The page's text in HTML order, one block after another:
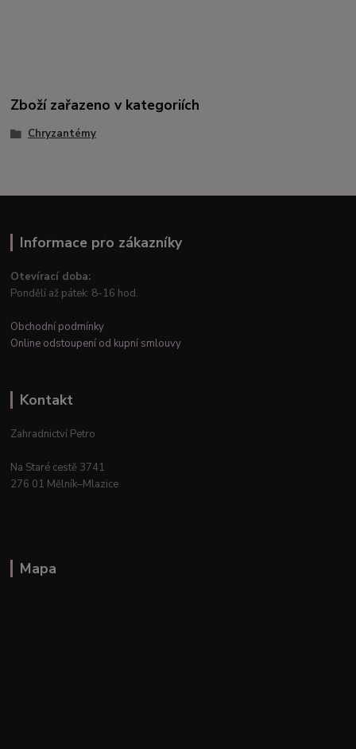
Zboží zařazeno v kategoriích
Chryzantémy
Informace pro zákazníky
Otevírací doba:
Pondělí až pátek: 8-16 hod.
Obchodní podmínky
Online odstoupení od kupní smlouvy
Kontakt
Zahradnictví Petro
Na Staré cestě 3741
276 01 Mělník–Mlazice
Mapa